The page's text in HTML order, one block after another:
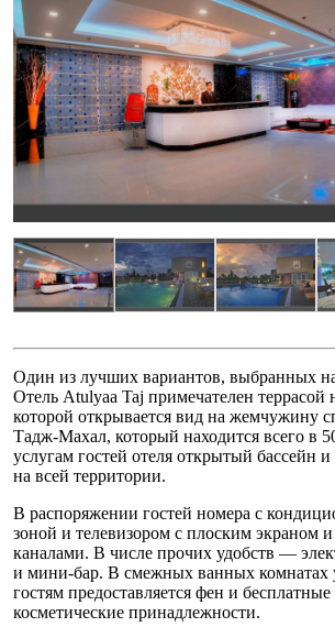
Один из лучших вариантов, выбранных
Отель Atulyaa Taj примечателен террасой
которой открывается вид на
Тадж-Махал, который находится всего в
услугам гостей отеля открытый бассейн
на всей территории.
В распоряжении гостей номера с
зоной и телевизором с плоским экраном
каналами. В числе прочих удобств —
и мини-бар. В смежных ванных комнатах
гостям предоставляется фен и бесплатные
косметические принадлежности.